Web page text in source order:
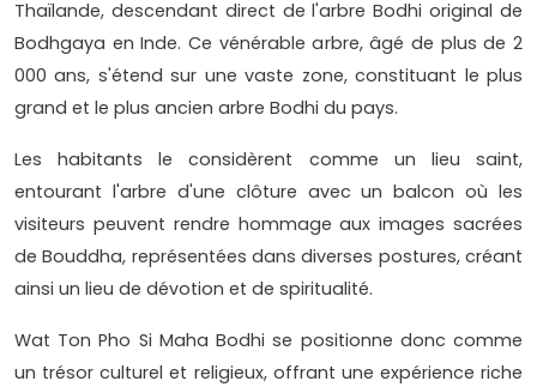
Thaïlande, descendant direct de l'arbre Bodhi original de
Bodhgaya en Inde. Ce vénérable arbre, âgé de plus de 2
000 ans, s'étend sur une vaste zone, constituant le plus
grand et le plus ancien arbre Bodhi du pays.
Les habitants le considèrent comme un lieu saint,
entourant l'arbre d'une clôture avec un balcon où les
visiteurs peuvent rendre hommage aux images sacrées
de Bouddha, représentées dans diverses postures, créant
ainsi un lieu de dévotion et de spiritualité.
Wat Ton Pho Si Maha Bodhi se positionne donc comme
un trésor culturel et religieux, offrant une expérience riche